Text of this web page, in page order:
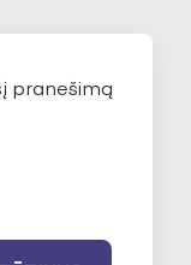
pranešimą